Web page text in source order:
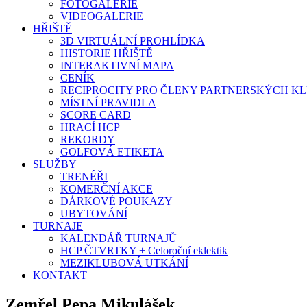
FOTOGALERIE
VIDEOGALERIE
HŘIŠTĚ
3D VIRTUÁLNÍ PROHLÍDKA
HISTORIE HŘIŠTĚ
INTERAKTIVNÍ MAPA
CENÍK
RECIPROCITY PRO ČLENY PARTNERSKÝCH
MÍSTNÍ PRAVIDLA
SCORE CARD
HRACÍ HCP
REKORDY
GOLFOVÁ ETIKETA
SLUŽBY
TRENÉŘI
KOMERČNÍ AKCE
DÁRKOVÉ POUKAZY
UBYTOVÁNÍ
TURNAJE
KALENDÁŘ TURNAJŮ
HCP ČTVRTKY + Celoroční eklektik
MEZIKLUBOVÁ UTKÁNÍ
KONTAKT